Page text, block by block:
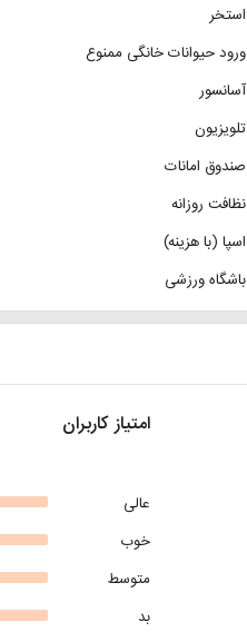
استخر
ورود حیوانات خانگی ممنوع
آسانسور
تلویزیون
صندوق امانات
نظافت روزانه
اسپا (با هزینه)
باشگاه ورزشی
امتیاز کاربران
عالی
خوب
متوسط
بد